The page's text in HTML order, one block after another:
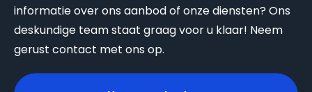
informatie over ons aanbod of onze diensten? Ons
deskundige team staat graag voor u klaar! Neem
gerust contact met ons op.